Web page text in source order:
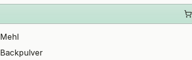
Mehl
Backpulver